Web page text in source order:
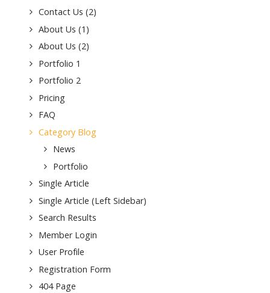
Contact Us (2)
About Us (1)
About Us (2)
Portfolio 1
Portfolio 2
Pricing
FAQ
Category Blog
News
Portfolio
Single Article
Single Article (Left Sidebar)
Search Results
Member Login
User Profile
Registration Form
404 Page